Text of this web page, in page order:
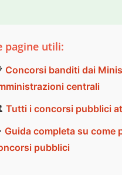
pagine utili:
Concorsi banditi dai
centrali
Tutti i concorsi pubblici
Guida completa su come
pubblici